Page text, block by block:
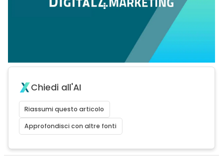
Chiedi all'AI
Riassumi questo articolo
Approfondisci con altre fonti